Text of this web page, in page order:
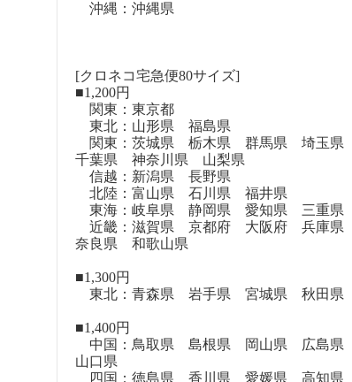
沖縄：沖縄県
[クロネコ宅急便80サイズ]
■1,200円
関東：東京都
東北：山形県 福島県
関東：茨城県 栃木県 群馬県 埼玉県
千葉県 神奈川県 山梨県
信越：新潟県 長野県
北陸：富山県 石川県 福井県
東海：岐阜県 静岡県 愛知県 三重県
近畿：滋賀県 京都府 大阪府 兵庫県
奈良県 和歌山県
■1,300円
東北：青森県 岩手県 宮城県 秋田県
■1,400円
中国：鳥取県 島根県 岡山県 広島県
山口県
四国：徳島県 香川県 愛媛県 高知県